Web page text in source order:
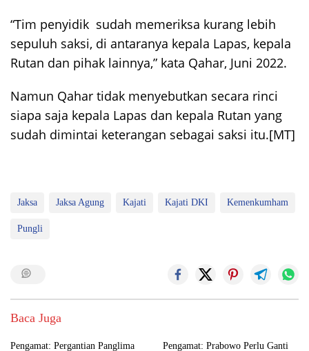
“Tim penyidik sudah memeriksa kurang lebih
sepuluh saksi, di antaranya kepala Lapas, kepala
Rutan dan pihak lainnya,” kata Qahar, Juni 2022.
Namun Qahar tidak menyebutkan secara rinci
siapa saja kepala Lapas dan kepala Rutan yang
sudah dimintai keterangan sebagai saksi itu.[MT]
Jaksa Jaksa Agung Kajati Kajati DKI Kemenkumham
Pungli
Baca Juga
Pengamat: Pergantian Panglima Pengamat: Prabowo Perlu Ganti